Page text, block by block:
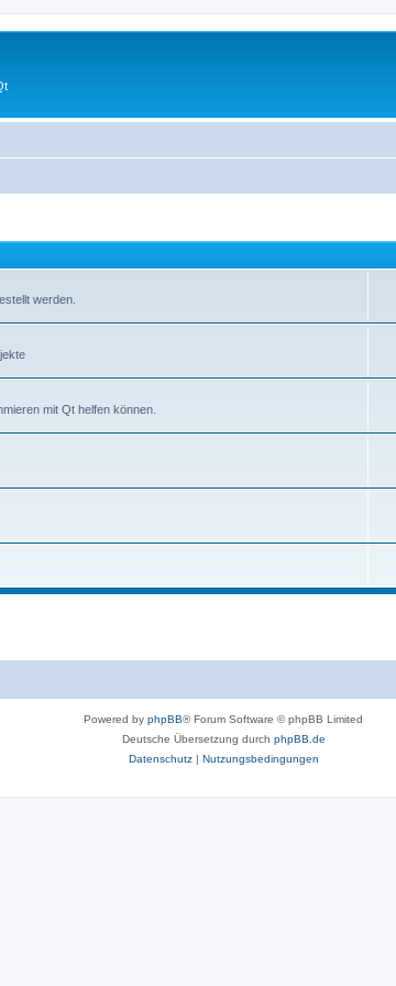
werden.
mit Qt helfen können.
Powered by phpBB® Forum Software © phpBB Limited
Deutsche Übersetzung durch phpBB.de
Datenschutz| Nutzungsbedingungen